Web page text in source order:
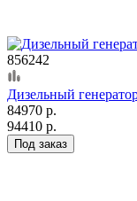
856242
Дизельный
84970 р.
94410 р.
Под заказ